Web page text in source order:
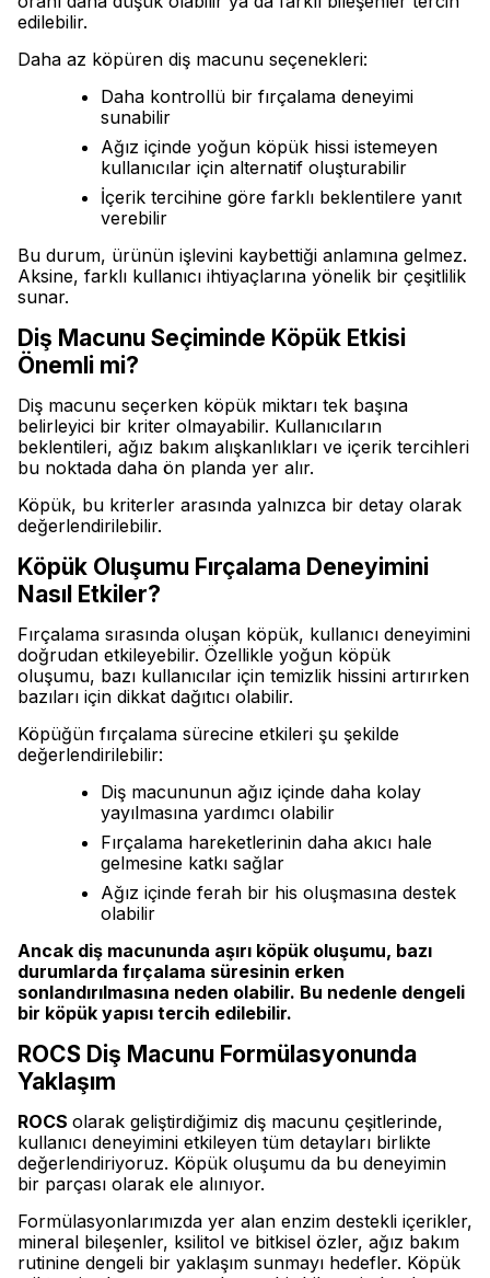
edilebilir.
Daha az köpüren diş macunu seçenekleri:
Daha kontrollü bir fırçalama deneyimi
sunabilir
Ağız içinde yoğun köpük hissi istemeyen
kullanıcılar için alternatif oluşturabilir
İçerik tercihine göre farklı beklentilere yanıt
verebilir
Bu durum, ürünün işlevini kaybettiği anlamına gelmez.
Aksine, farklı kullanıcı ihtiyaçlarına yönelik bir çeşitlilik
sunar.
Diş Macunu Seçiminde Köpük Etkisi
Önemli mi?
Diş macunu seçerken köpük miktarı tek başına
belirleyici bir kriter olmayabilir. Kullanıcıların
beklentileri, ağız bakım alışkanlıkları ve içerik tercihleri
bu noktada daha ön planda yer alır.
Köpük, bu kriterler arasında yalnızca bir detay olarak
değerlendirilebilir.
Köpük Oluşumu Fırçalama Deneyimini
Nasıl Etkiler?
Fırçalama sırasında oluşan köpük, kullanıcı deneyimini
doğrudan etkileyebilir. Özellikle yoğun köpük
oluşumu, bazı kullanıcılar için temizlik hissini artırırken
bazıları için dikkat dağıtıcı olabilir.
Köpüğün fırçalama sürecine etkileri şu şekilde
değerlendirilebilir:
Diş macununun ağız içinde daha kolay
yayılmasına yardımcı olabilir
Fırçalama hareketlerinin daha akıcı hale
gelmesine katkı sağlar
Ağız içinde ferah bir his oluşmasına destek
olabilir
Ancak diş macununda aşırı köpük oluşumu, bazı
durumlarda fırçalama süresinin erken
sonlandırılmasına neden olabilir. Bu nedenle dengeli
bir köpük yapısı tercih edilebilir.
ROCS Diş Macunu Formülasyonunda
Yaklaşım
ROCS olarak geliştirdiğimiz diş macunu çeşitlerinde,
kullanıcı deneyimini etkileyen tüm detayları birlikte
değerlendiriyoruz. Köpük oluşumu da bu deneyimin
bir parçası olarak ele alınıyor.
Formülasyonlarımızda yer alan enzim destekli içerikler,
mineral bileşenler, ksilitol ve bitkisel özler, ağız bakım
rutinine dengeli bir yaklaşım sunmayı hedefler. Köpük